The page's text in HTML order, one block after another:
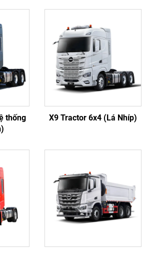
thống
X9 Tractor 6x4 (Lá Nhíp)